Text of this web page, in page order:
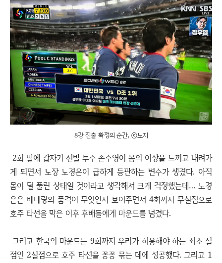
8강 진출 확정의 순간, ⓒ노지
2회 말에 갑자기 선발 투수 손주영이 몸의 이상을 느끼고 내려가
게 되면서 노장 노경은이 급하게 등판하는 변수가 생겼다. 아직
몸이 덜 풀린 상태일 것이라고 생각해서 크게 걱정했는데… 노경
은은 베테랑의 품격이 무엇인지 보여주면서 4회까지 무실점으로
호주 타선을 막은 이후 후배들에게 마운드를 넘겼다.
그리고 한국의 마운드는 9회까지 우리가 허용해야 하는 최소 실
점인 2실점으로 호주 타선을 꽁꽁 묶는 데에 성공했다. 그리고 1